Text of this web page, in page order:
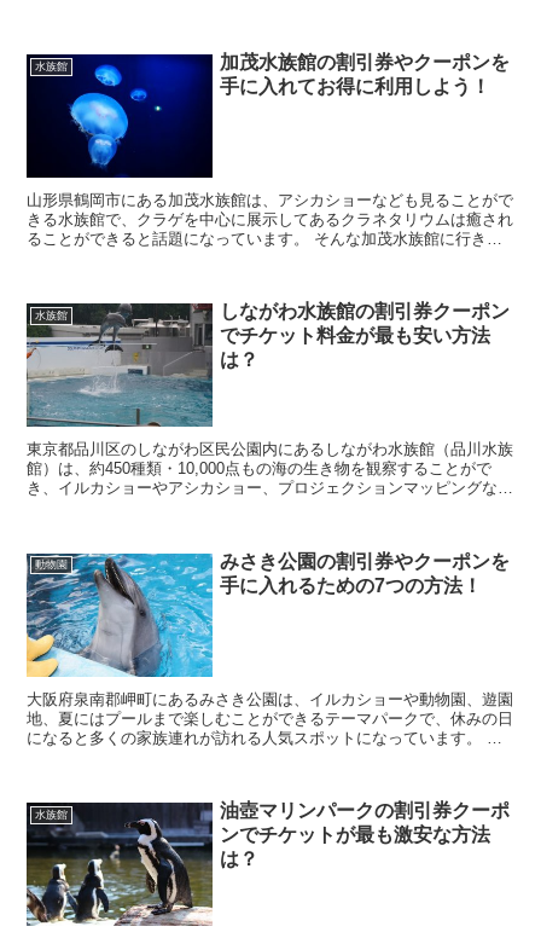
水族館
加茂水族館の割引券やクーポンを
手に入れてお得に利用しよう！
山形県鶴岡市にある加茂水族館は、アシカショーなども見ることがで
きる水族館で、クラゲを中心に展示してあるクラネタリウムは癒され
ることができると話題になっています。 そんな加茂水族館に行きた
水族館
しながわ水族館の割引券クーポン
でチケット料金が最も安い方法
は？
東京都品川区のしながわ区民公園内にあるしながわ水族館（品川水族
館）は、約450種類・10,000点もの海の生き物を観察することがで
き、イルカショーやアシカショー、プロジェクションマッピングな
動物園
みさき公園の割引券やクーポンを
手に入れるための7つの方法！
大阪府泉南郡岬町にあるみさき公園は、イルカショーや動物園、遊園
地、夏にはプールまで楽しむことができるテーマパークで、休みの日
になると多くの家族連れが訪れる人気スポットになっています。 そ
水族館
油壺マリンパークの割引券クーポ
ンでチケットが最も激安な方法
は？